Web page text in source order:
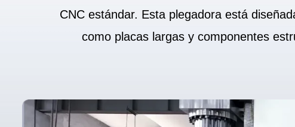
CNC estándar. Esta plegadora está
como placas largas y componentes